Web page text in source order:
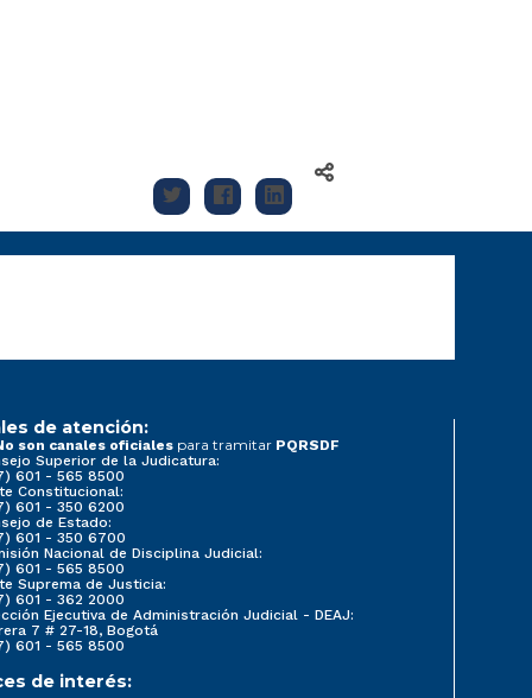
de atención:
son canales oficiales para tramitar PQRSDF
Superior de la Judicatura:
601 - 565 8500
Constitucional:
601 - 350 6200
de Estado:
601 - 350 6700
Nacional de Disciplina Judicial:
601 - 565 8500
Suprema de Justicia:
601 - 362 2000
Ejecutiva de Administración Judicial - DEAJ:
7 # 27-18, Bogotá
601 - 565 8500
de interés: